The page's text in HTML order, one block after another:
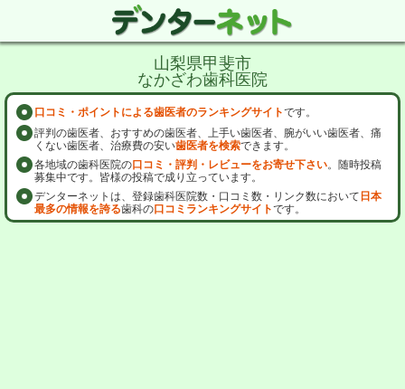
山梨県甲斐市
なかざわ歯科医院
口コミ・ポイントによる歯医者のランキングサイトです。
評判の歯医者、おすすめの歯医者、上手い歯医者、腕がいい歯医者、痛
くない歯医者、治療費の安い歯医者を検索できます。
各地域の歯科医院の口コミ・評判・レビューをお寄せ下さい。随時投稿
募集中です。皆様の投稿で成り立っています。
デンターネットは、登録歯科医院数・口コミ数・リンク数において 日本
最多の情報を誇る歯科の口コミランキングサイトです。